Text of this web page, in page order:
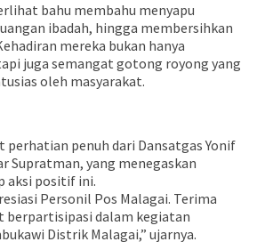
bahu membahu menyapu
ibadah, hingga membersihkan
mereka bukan hanya
juga semangat gotong royong yang
oleh masyarakat.
perhatian penuh dari Dansatgas Yonif
Supratman, yang menegaskan
aksi positif ini.
Personil Pos Malagai. Terima
berpartisipasi dalam kegiatan
Distrik Malagai,” ujarnya.